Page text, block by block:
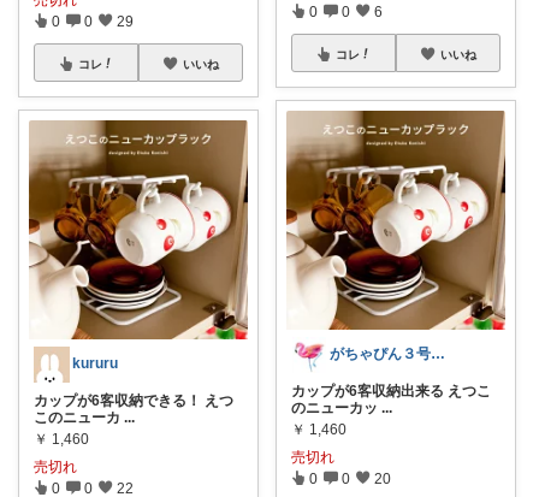
0 0 29
コレ いいね
kururu
カップが6客収納できる！ えつ
このニューカ ...
￥ 1,460
売切れ
0 0 22
0 0 6
コレ いいね
がちゃぴん３号★ユーザーランキング１位☆
カップが6客収納出来る えつこ
のニューカッ ...
￥ 1,460
売切れ
0 0 20